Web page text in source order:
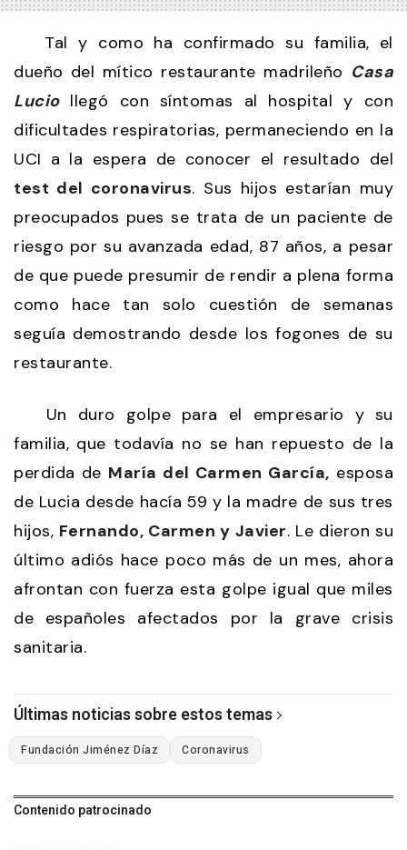
Tal y como ha confirmado su familia, el
dueño del mítico restaurante madrileño Casa
Luciollegó con síntomas al hospital y con
dificultades respiratorias, permaneciendo en la
UCI a la espera de conocer el resultado del
test del coronavirus. Sus hijos estarían muy
preocupados pues se trata de un paciente de
riesgo por su avanzada edad, 87 años, a pesar
de que puede presumir de rendir a plena forma
como hace tan solo cuestión de semanas
seguía demostrando desde los fogones de su
restaurante.
Un duro golpe para el empresario y su
familia, que todavía no se han repuesto de la
perdida de María del Carmen García, esposa
de Lucia desde hacía 59 y la madre de sus tres
hijos, Fernando, Carmen y Javier. Le dieron su
último adiós hace poco más de un mes, ahora
afrontan con fuerza esta golpe igual que miles
de españoles afectados por la grave crisis
sanitaria.
Últimas noticias sobre estos temas
Fundación Jiménez Díaz Coronavirus
Contenido patrocinado